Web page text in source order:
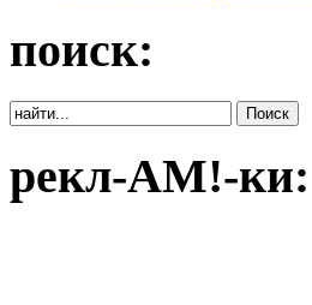
поиск:
рекл-АМ!-ки: